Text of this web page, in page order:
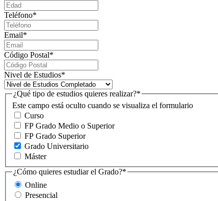
Teléfono*
Email*
Código Postal*
Nivel de Estudios*
Este campo está oculto cuando se visualiza el formulario
¿Qué tipo de estudios quieres realizar?*
Curso
FP Grado Medio o Superior
FP Grado Superior
Grado Universitario
Máster
¿Cómo quieres estudiar el Grado?*
Online
Presencial